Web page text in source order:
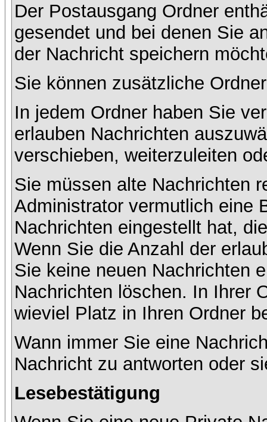
Der Postausgang Ordner
gesendet und bei denen Sie
der Nachricht speichern
Sie können zusätzliche
In jedem Ordner haben Sie
erlauben Nachrichten
verschieben, weiterzuleiten
Sie müssen alte Nachrichten
Administrator vermutlich eine
Nachrichten eingestellt hat,
Wenn Sie die Anzahl der
Sie keine neuen Nachrichten
Nachrichten löschen. In Ihrer
wieviel Platz in Ihren Ordner
Wann immer Sie eine
Nachricht zu antworten oder
Lesebestätigung